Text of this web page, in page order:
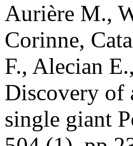
Aurière M.,
Corinne,
F., Alecian E.,
Discovery of
single giant